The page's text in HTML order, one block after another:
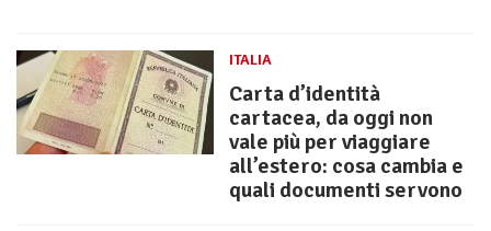
ITALIA
Carta d’identità
cartacea, da oggi non
vale più per viaggiare
all’estero: cosa cambia e
quali documenti servono